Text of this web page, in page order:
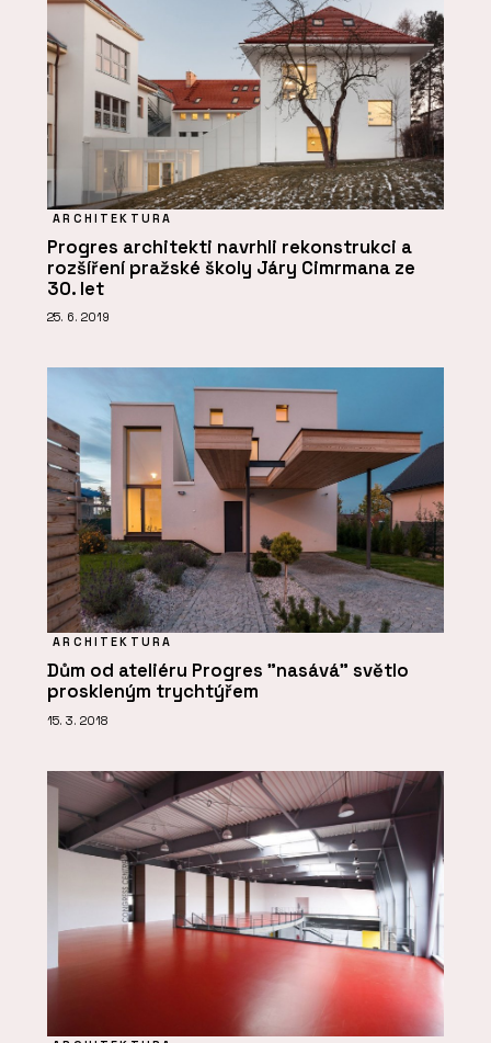
ARCHITEKTURA
Progres architekti navrhli rekonstrukci a
rozšíření pražské školy Járy Cimrmana ze
30. let
25. 6. 2019
ARCHITEKTURA
Dům od ateliéru Progres "nasává" světlo
proskleným trychtýřem
15. 3. 2018